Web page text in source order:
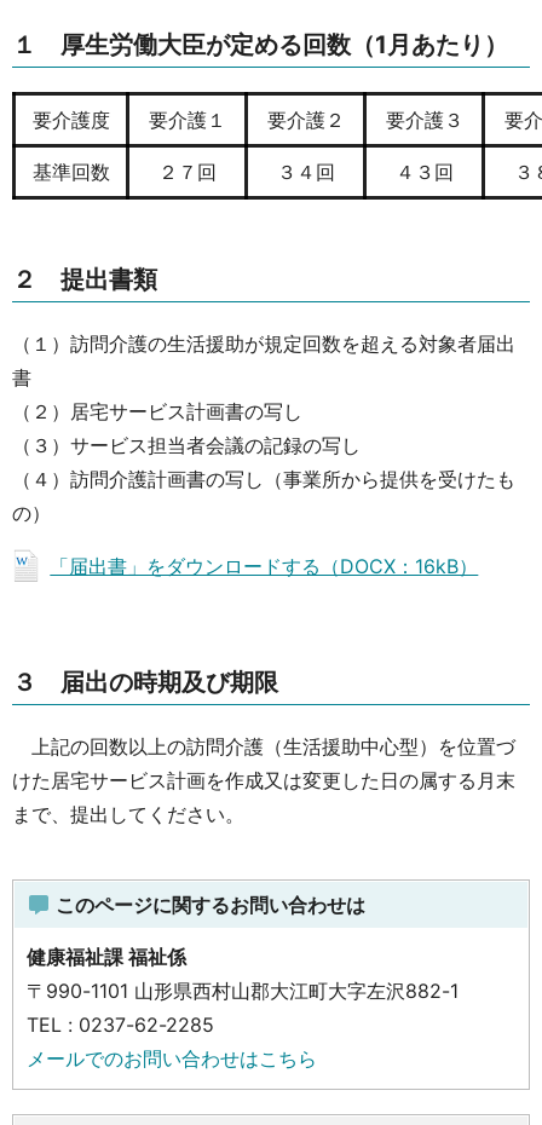
１ 厚生労働大臣が定める回数（1月あたり）
要介護度 要介護１ 要介護２ 要介護３ 要
基準回数 ２７回 ３４回 ４３回 ３
２ 提出書類
（１）訪問介護の生活援助が規定回数を超える対象者届出
書
（２）居宅サービス計画書の写し
（３）サービス担当者会議の記録の写し
（４）訪問介護計画書の写し（事業所から提供を受けたも
の）
「届出書」をダウンロードする（DOCX：16kB）
３ 届出の時期及び期限
上記の回数以上の訪問介護（生活援助中心型）を位置づ
けた居宅サービス計画を作成又は変更した日の属する月末
まで、提出してください。
このページに関するお問い合わせは
健康福祉課 福祉係
〒990-1101 山形県西村山郡大江町大字左沢882-1
TEL : 0237-62-2285
メールでのお問い合わせはこちら